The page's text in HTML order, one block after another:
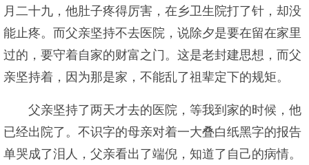
月二十九，他肚子疼得厉害，在乡卫生院打了针，却没
能止疼。而父亲坚持不去医院，说除夕是要在留在家里
过的，要守着自家的财富之门。这是老封建思想，而父
亲坚持着，因为那是家，不能乱了祖辈定下的规矩。
父亲坚持了两天才去的医院，等我到家的时候，他
已经出院了。不识字的母亲对着一大叠白纸黑字的报告
单哭成了泪人，父亲看出了端倪，知道了自己的病情。